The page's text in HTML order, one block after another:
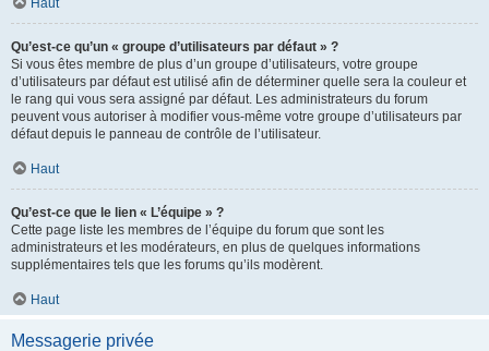
Haut
Qu’est-ce qu’un « groupe d’utilisateurs par défaut » ?
Si vous êtes membre de plus d’un groupe d’utilisateurs, votre groupe
d’utilisateurs par défaut est utilisé afin de déterminer quelle sera la couleur et
le rang qui vous sera assigné par défaut. Les administrateurs du forum
peuvent vous autoriser à modifier vous-même votre groupe d’utilisateurs par
défaut depuis le panneau de contrôle de l’utilisateur.
Haut
Qu’est-ce que le lien « L’équipe » ?
Cette page liste les membres de l’équipe du forum que sont les
administrateurs et les modérateurs, en plus de quelques informations
supplémentaires tels que les forums qu’ils modèrent.
Haut
Messagerie privée